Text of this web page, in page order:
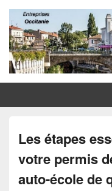
Entreprises
Les étapes
votre permis
auto-école de